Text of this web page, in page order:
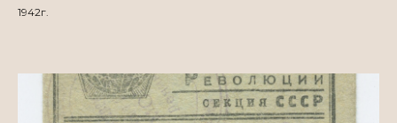
1942г.